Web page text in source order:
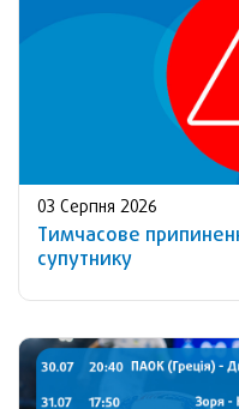
03 Серпня 2026
Тимчасове
супутнику